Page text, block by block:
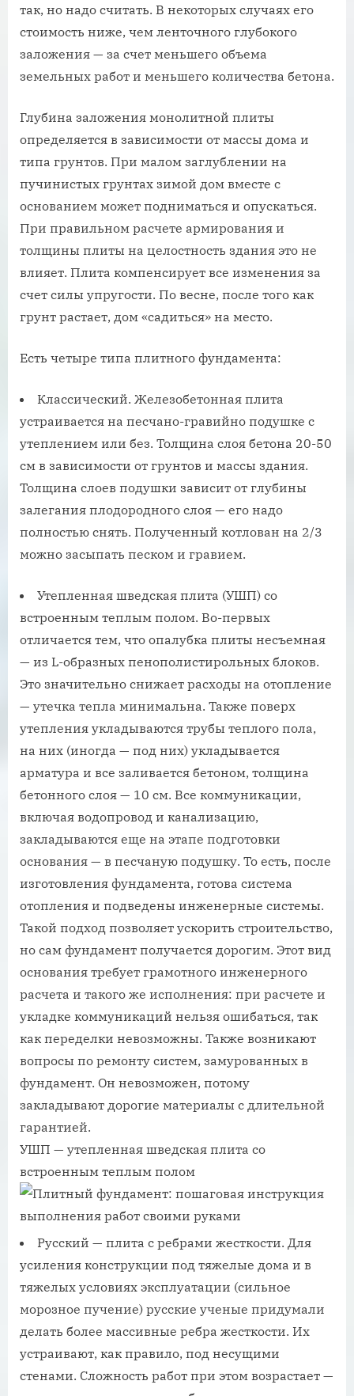
так, но надо считать. В некоторых случаях его
стоимость ниже, чем ленточного глубокого
заложения — за счет меньшего объема
земельных работ и меньшего количества бетона.
Глубина заложения монолитной плиты
определяется в зависимости от массы дома и
типа грунтов. При малом заглублении на
пучинистых грунтах зимой дом вместе с
основанием может подниматься и опускаться.
При правильном расчете армирования и
толщины плиты на целостность здания это не
влияет. Плита компенсирует все изменения за
счет силы упругости. По весне, после того как
грунт растает, дом «садиться» на место.
Есть четыре типа плитного фундамента:
Классический. Железобетонная плита
устраивается на песчано-гравийно подушке с
утеплением или без. Толщина слоя бетона 20-50
см в зависимости от грунтов и массы здания.
Толщина слоев подушки зависит от глубины
залегания плодородного слоя — его надо
полностью снять. Полученный котлован на 2/3
можно засыпать песком и гравием.
Утепленная шведская плита (УШП) со
встроенным теплым полом. Во-первых
отличается тем, что опалубка плиты несъемная
— из L-образных пенополистирольных блоков.
Это значительно снижает расходы на отопление
— утечка тепла минимальна. Также поверх
утепления укладываются трубы теплого пола,
на них (иногда — под них) укладывается
арматура и все заливается бетоном, толщина
бетонного слоя — 10 см. Все коммуникации,
включая водопровод и канализацию,
закладываются еще на этапе подготовки
основания — в песчаную подушку. То есть, после
изготовления фундамента, готова система
отопления и подведены инженерные системы.
Такой подход позволяет ускорить строительство,
но сам фундамент получается дорогим. Этот вид
основания требует грамотного инженерного
расчета и такого же исполнения: при расчете и
укладке коммуникаций нельзя ошибаться, так
как переделки невозможны. Также возникают
вопросы по ремонту систем, замурованных в
фундамент. Он невозможен, потому
закладывают дорогие материалы с длительной
гарантией.
УШП — утепленная шведская плита со
встроенным теплым полом
Русский — плита с ребрами жесткости. Для
усиления конструкции под тяжелые дома и в
тяжелых условиях эксплуатации (сильное
морозное пучение) русские ученые придумали
делать более массивные ребра жесткости. Их
устраивают, как правило, под несущими
стенами. Сложность работ при этом возрастает —